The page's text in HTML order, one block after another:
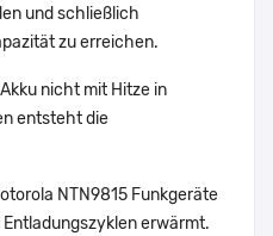
und schließlich
zu erreichen.
nicht mit Hitze in
entsteht die
NTN9815 Funkgeräte
erwärmt.